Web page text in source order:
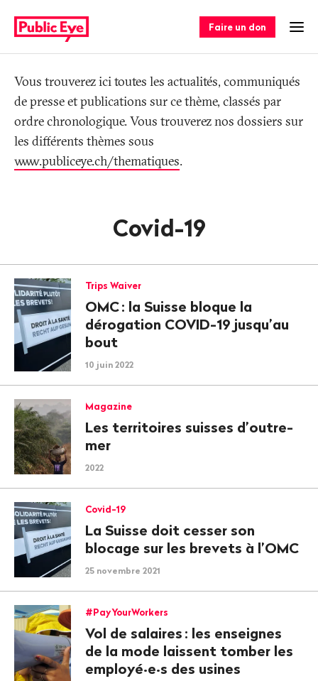
sur
publiceye.ch
rapide
Faire un don
TagVous trouverez ici toutes les actualités, communiqués
de presse et publications sur ce thème, classés par
ordre chronologique. Vous trouverez nos dossiers sur
les différents thèmes sous
www.publiceye.ch/thematiques.
Covid-19
Trips Waiver
OMC: la Suisse bloque la
dérogation COVID-19 jusqu’au
bout
10 juin 2022
Magazine
Les territoires suisses d’outre-
mer
2022
Covid-19
La Suisse doit cesser son
blocage sur les brevets à l’OMC
25 novembre 2021
#PayYourWorkers
Vol de salaires : les enseignes
de la mode laissent tomber les
employé·e·s des usines